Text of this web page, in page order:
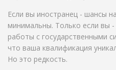
Если вы иностранец - шансы
минимальны. Только если вы
работы с государственными
что ваша квалификация
Но это редкость.